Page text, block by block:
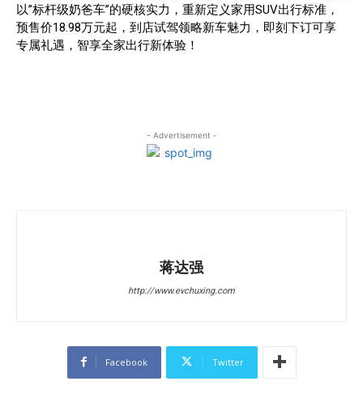
以”标杆级奶爸车”的硬核实力，重新定义家用SUV出行标准，
预售价18.98万元起，到店试驾领略新车魅力，即刻下订可享
专属礼遇，智享全家出行新体验！
- Advertisement -
蒋达强
http://www.evchuxing.com
Facebook Twitter